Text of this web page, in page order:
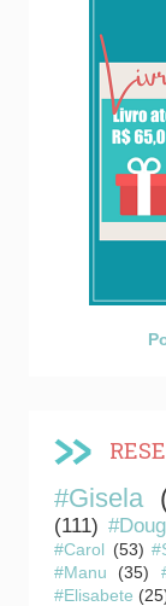
#Gisela
(111)
#Carol (53)
#Manu
(35)
#Elisabete